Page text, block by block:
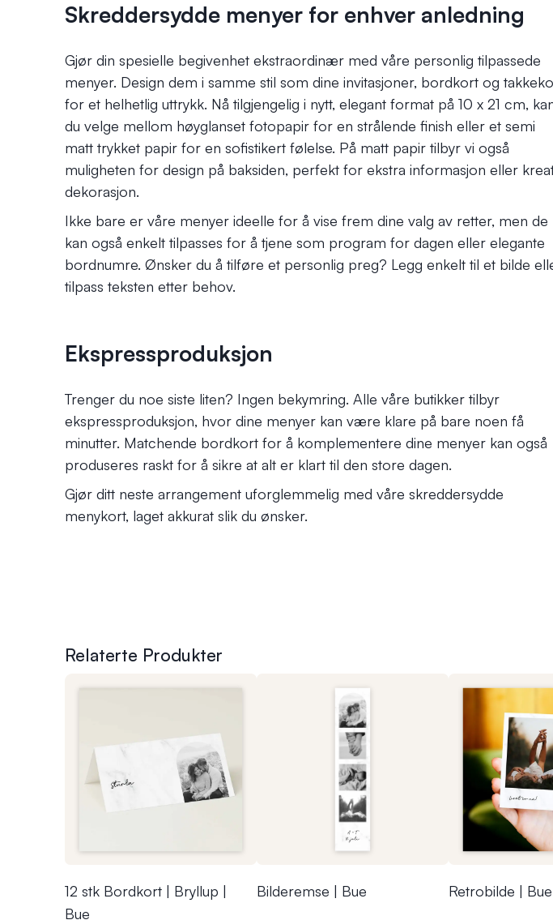
Skreddersydde menyer for enhver anledning
Gjør din spesielle begivenhet ekstraordinær med våre personlig tilpassede
menyer. Design dem i samme stil som dine invitasjoner, bordkort og
for et helhetlig uttrykk. Nå tilgjengelig i nytt, elegant format på 10 x 21 cm,
du velge mellom høyglanset fotopapir for en strålende finish eller et semi
matt trykket papir for en sofistikert følelse. På matt papir tilbyr vi også
muligheten for design på baksiden, perfekt for ekstra informasjon eller
dekorasjon.
Ikke bare er våre menyer ideelle for å vise frem dine valg av retter, men de
kan også enkelt tilpasses for å tjene som program for dagen eller elegante
bordnumre. Ønsker du å tilføre et personlig preg? Legg enkelt til et bilde
tilpass teksten etter behov.
Ekspressproduksjon
Trenger du noe siste liten? Ingen bekymring. Alle våre butikker tilbyr
ekspressproduksjon, hvor dine menyer kan være klare på bare noen få
minutter. Matchende bordkort for å komplementere dine menyer kan også
produseres raskt for å sikre at alt er klart til den store dagen.
Gjør ditt neste arrangement uforglemmelig med våre skreddersydde
menykort, laget akkurat slik du ønsker.
Relaterte Produkter
12 stk Bordkort | Bryllup |
Bue
Bilderemse | Bue Retrobilde |